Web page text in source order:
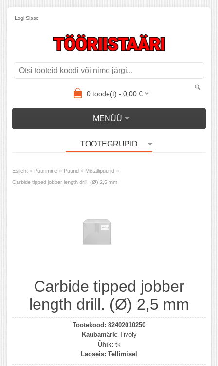
Logi Sisse
0toode(t) - 0,00€
MENÜÜ
TOOTEGRUPID
Esileht » Puurimine » Puurid » Metallipuurid »
Carbide tipped jobber length drill. (Ø) 2,5 mm
Carbide tipped jobber
length drill. (Ø) 2,5 mm
Tootekood: 82402010250
Kaubamärk: Tivoly
Ühik: tk
Laoseis: Tellimisel